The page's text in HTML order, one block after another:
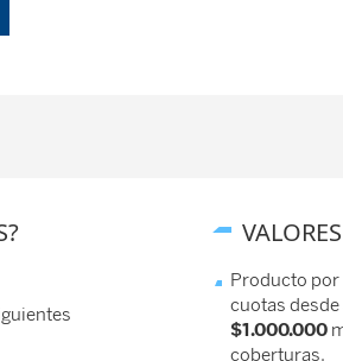
Producto por
cuotas desde
$1.000.000
coberturas.